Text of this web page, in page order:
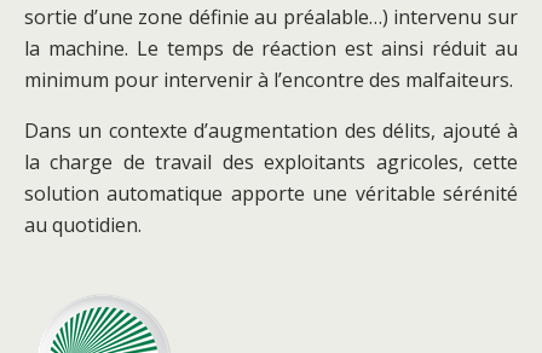
sortie d’une zone définie au préalable…) intervenu sur
la machine. Le temps de réaction est ainsi réduit au
minimum pour intervenir à l’encontre des malfaiteurs.
Dans un contexte d’augmentation des délits, ajouté à
la charge de travail des exploitants agricoles, cette
solution automatique apporte une véritable sérénité
au quotidien.